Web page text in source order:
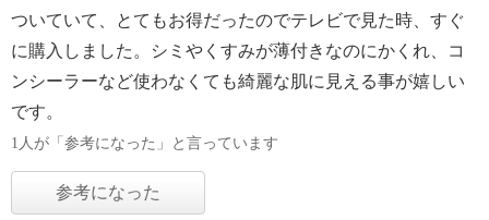
ついていて、とてもお得だったのでテレビで見た時、すぐ
に購入しました。シミやくすみが薄付きなのにかくれ、コ
ンシーラーなど使わなくても綺麗な肌に見える事が嬉しい
です。
1人が「参考になった」と言っています
参考になった